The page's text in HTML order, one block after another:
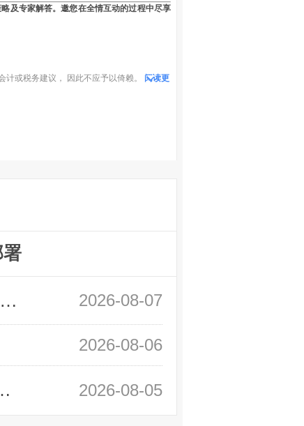
及专家解答。邀您在全情互动的过程中尽享
或税务建议， 因此不应予以倚赖。 阅读更
领峰金评：万事俱备 黄金只欠非农数据“东风” 2026-08-07
2026-08-06
黄金或一击破局 2026-08-05